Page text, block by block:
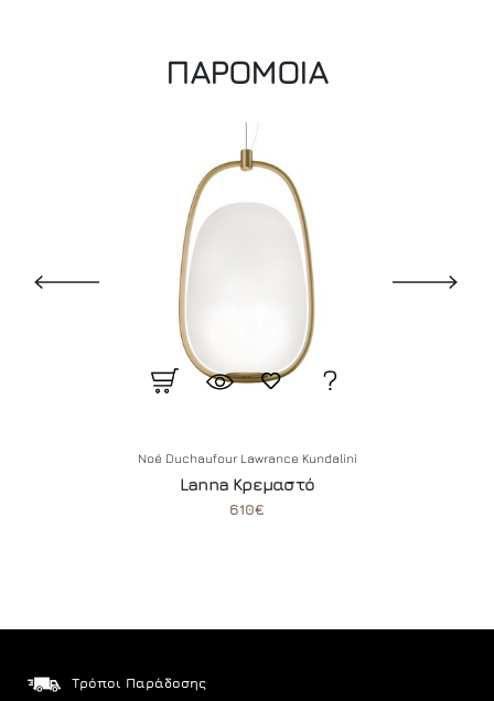
ΠΑΡΟΜΟΙΑ
Noé Duchaufour Lawrance Kundalini
Lanna Κρεμαστό
610€
Τρόποι Παράδοσης